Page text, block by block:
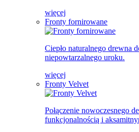
więcej
Fronty fornirowane
Ciepło naturalnego drewna
niepowtarzalnego uroku.
więcej
Fronty Velvet
Połączenie nowoczesnego
funkcjonalnością i